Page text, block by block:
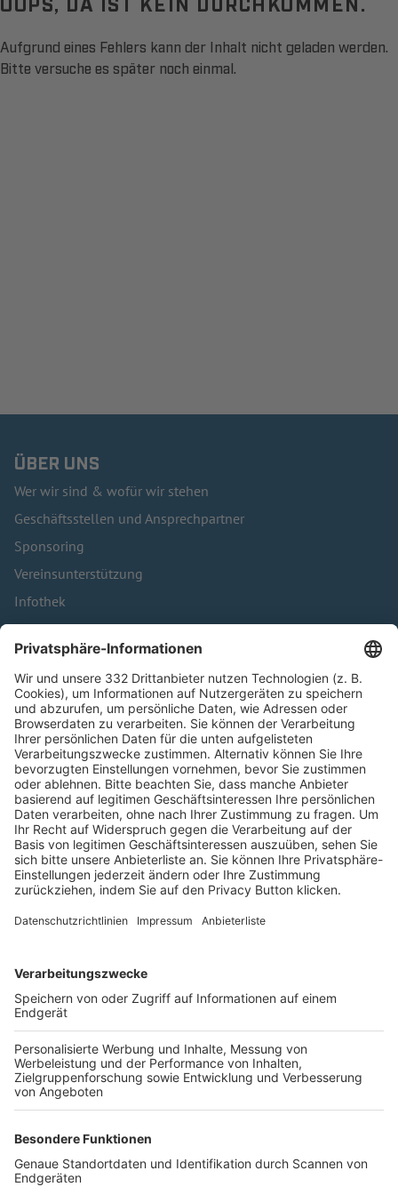
Aufgrund eines Fehlers kann der Inhalt nicht geladen werden.
Bitte versuche es später noch einmal.
ÜBER UNS
Wer wir sind & wofür wir stehen
Geschäftsstellen und Ansprechpartner
Sponsoring
Vereinsunterstützung
Infothek
Kontakt
HÄUFIG BESUCHTE SEITEN
Pässe und Vereinswechsel
Trainerausbildung
Schulungsangebot Vereinsmitarbeiter
BFV-Geschäftsstellen
Trainerbörse
Login SpielPlus
FOLGE DEM BFV
TOP-VEREINE
TOP-PARTNER